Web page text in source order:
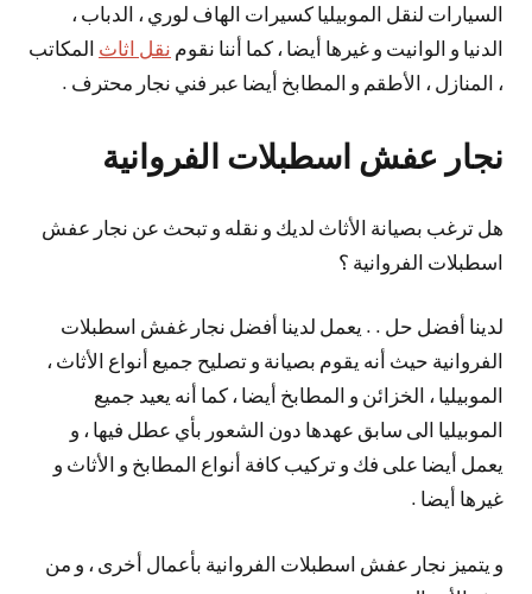
السيارات لنقل الموبيليا كسيرات الهاف لوري ، الدباب ،
الدنيا و الوانيت و غيرها أيضا ، كما أننا نقوم نقل اثاث المكاتب
، المنازل ، الأطقم و المطابخ أيضا عبر فني نجار محترف .
نجار عفش اسطبلات الفروانية
هل ترغب بصيانة الأثاث لديك و نقله و تبحث عن نجار عفش
اسطبلات الفروانية ؟
لدينا أفضل حل . . يعمل لدينا أفضل نجار غفش اسطبلات
الفروانية حيث أنه يقوم بصيانة و تصليح جميع أنواع الأثاث ،
الموبيليا ، الخزائن و المطابخ أيضا ، كما أنه يعيد جميع
الموبيليا الى سابق عهدها دون الشعور بأي عطل فيها ، و
يعمل أيضا على فك و تركيب كافة أنواع المطابخ و الأثاث و
غيرها أيضا .
و يتميز نجار عفش اسطبلات الفروانية بأعمال أخرى ، و من